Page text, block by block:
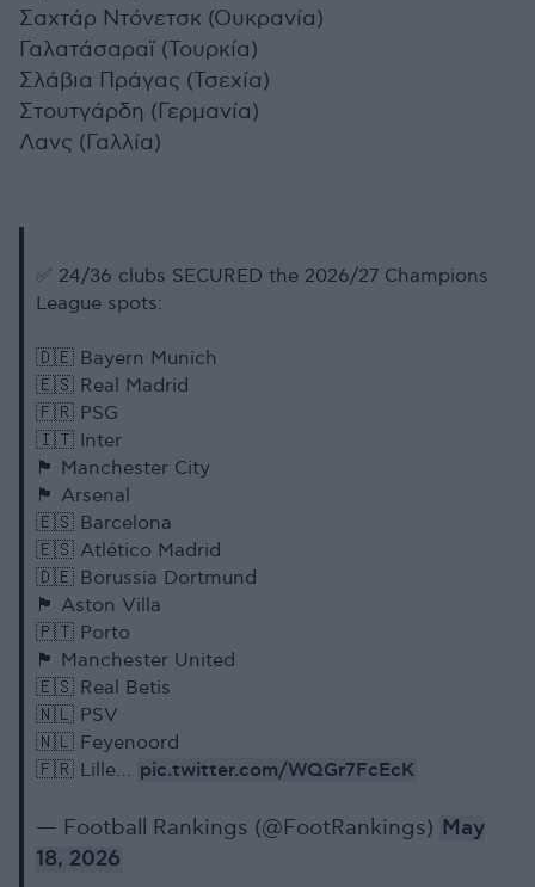
Σαχτάρ Ντόνετσκ (Ουκρανία)
Γαλατάσαραϊ (Τουρκία)
Σλάβια Πράγας (Τσεχία)
Στουτγάρδη (Γερμανία)
Λανς (Γαλλία)
✅ 24/36 clubs SECURED the 2026/27 Champions
League spots:
🇩🇪 Bayern Munich
🇪🇸 Real Madrid
🇫🇷 PSG
🇮🇹 Inter
🏴󠁧󠁢󠁥󠁮󠁧󠁿 Manchester City
🏴󠁧󠁢󠁥󠁮󠁧󠁿 Arsenal
🇪🇸 Barcelona
🇪🇸 Atlético Madrid
🇩🇪 Borussia Dortmund
🏴󠁧󠁢󠁥󠁮󠁧󠁿 Aston Villa
🇵🇹 Porto
🏴󠁧󠁢󠁥󠁮󠁧󠁿 Manchester United
🇪🇸 Real Betis
🇳🇱 PSV
🇳🇱 Feyenoord
🇫🇷 Lille… pic.twitter.com/WQGr7FcEcK
— Football Rankings (@FootRankings) May
18, 2026